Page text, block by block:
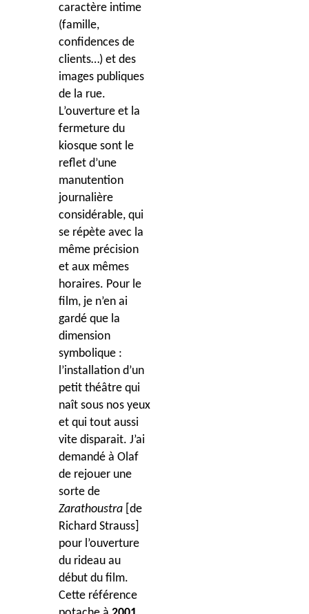
caractère intime
(famille,
confidences de
clients…) et des
images publiques
de la rue.
L’ouverture et la
fermeture du
kiosque sont le
reflet d’une
manutention
journalière
considérable, qui
se répète avec la
même précision
et aux mêmes
horaires. Pour le
film, je n’en ai
gardé que la
dimension
symbolique :
l’installation d’un
petit théâtre qui
naît sous nos yeux
et qui tout aussi
vite disparait. J’ai
demandé à Olaf
de rejouer une
sorte de
Zarathoustra [de
Richard Strauss]
pour l’ouverture
du rideau au
début du film.
Cette référence